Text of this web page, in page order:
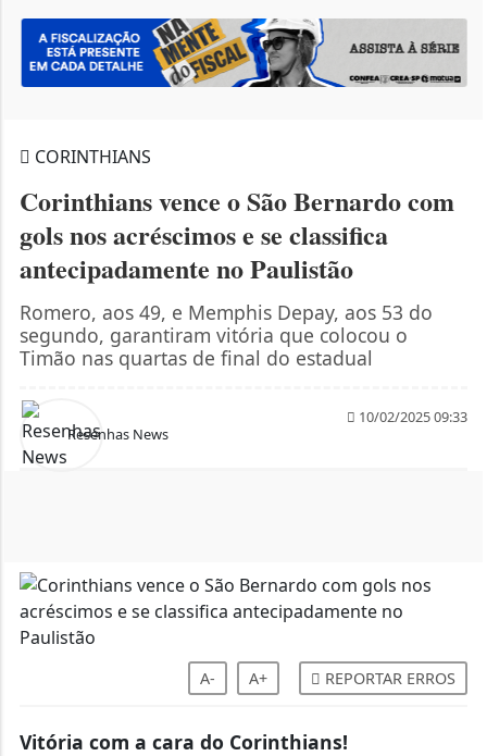
CORINTHIANS
Corinthians vence o São Bernardo com
gols nos acréscimos e se classifica
antecipadamente no Paulistão
Romero, aos 49, e Memphis Depay, aos 53 do
segundo, garantiram vitória que colocou o
Timão nas quartas de final do estadual
Resenhas News
10/02/2025 09:33
A- A+ REPORTAR ERROS
Vitória com a cara do Corinthians!